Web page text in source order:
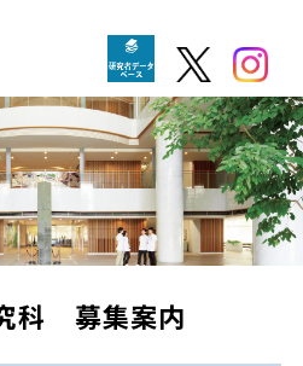
科 募集案内